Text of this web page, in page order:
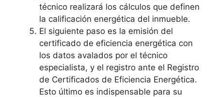
técnico realizará los cálculos que definen
la calificación energética del inmueble.
El siguiente paso es la emisión del
certificado de eficiencia energética con
los datos avalados por el técnico
especialista, y el registro ante el Registro
de Certificados de Eficiencia Energética.
Esto último es indispensable para su